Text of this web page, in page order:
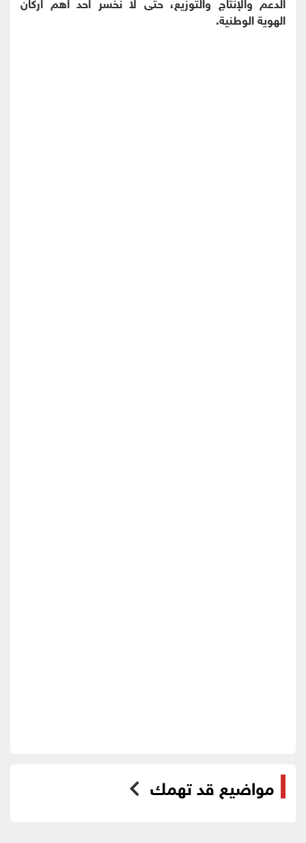
الهوية الوطنية.
مواضيع قد تهمك